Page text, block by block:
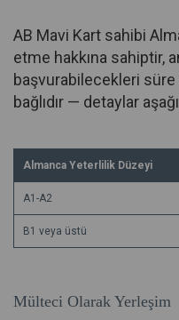
AB Mavi Kart sahibi
etme hakkına sahiptir,
başvurabilecekleri
bağlıdır — detaylar
Almanca Yeterlilik Düzeyi
A1-A2
B1 veya üstü
Mülteci Olarak Yerleşim